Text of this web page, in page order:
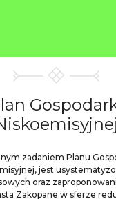
zadaniem Planu
jest
oraz
Zakopane w sferze